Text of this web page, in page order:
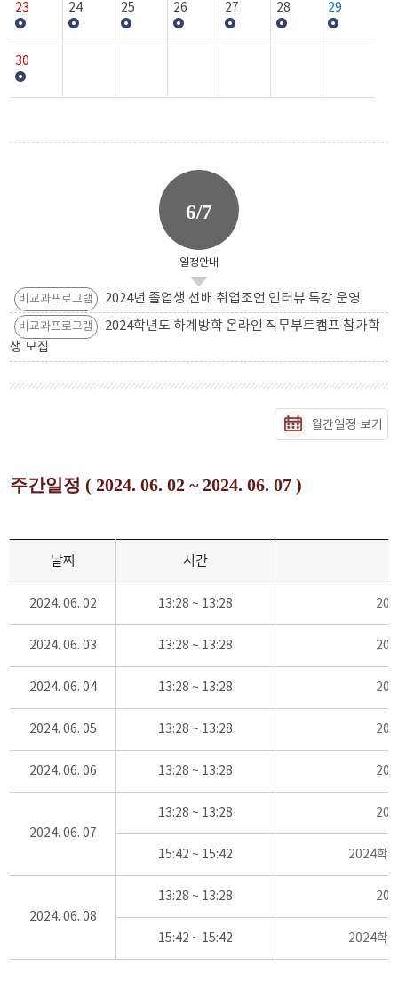
23 24 25 26 27 28 29
30
6/7
일정안내
비교과프로그램 2024년 졸업생 선배 취업조언 인터뷰 특강 운영
비교과프로그램
2024학년도 하계방학 온라인 직무부트캠프 참가학
생 모집
월간일정 보기
주간일정 ( 2024. 06. 02 ~ 2024. 06. 07 )
날짜 시간
2024. 06. 02 13:28 ~ 13:28
2024. 06. 03 13:28 ~ 13:28
2024. 06. 04 13:28 ~ 13:28
2024. 06. 05 13:28 ~ 13:28
2024. 06. 06 13:28 ~ 13:28
2024. 06. 07
13:28 ~ 13:28
15:42 ~ 15:42 2024학
2024. 06. 08
13:28 ~ 13:28
15:42 ~ 15:42 2024학